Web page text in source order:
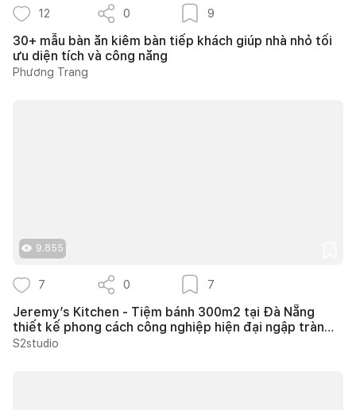
12 0 9
30+ mẫu bàn ăn kiêm bàn tiếp khách giúp nhà nhỏ tối
ưu diện tích và công năng
Phương Trang
9.855
7 0 7
Jeremy’s Kitchen - Tiệm bánh 300m2 tại Đà Nẵng
thiết kế phong cách công nghiệp hiện đại ngập tràn
ánh sáng tự nhiên
S2studio